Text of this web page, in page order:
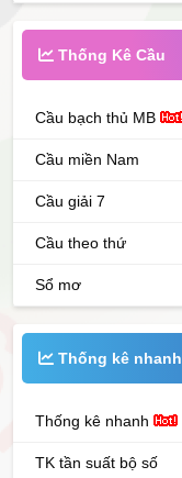
Thống Kê Cầu
Cầu bạch thủ MB
Cầu miền Nam
Cầu giải 7
Cầu theo thứ
Sổ mơ
Thống kê nhanh
Thống kê nhanh
TK tần suất bộ số